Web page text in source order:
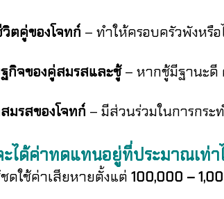
คู่ของโจทก์ – ทำให้ครอบครัวพังหรือ
จของคู่สมรสและชู้– หากชู้มีฐานะดี
รสของโจทก์ – มีส่วนร่วมในการกร
ได้ค่าทดแทนอยู่ที่ประมาณเท่า
ใช้ค่าเสียหายตั้งแต่ 100,000 –